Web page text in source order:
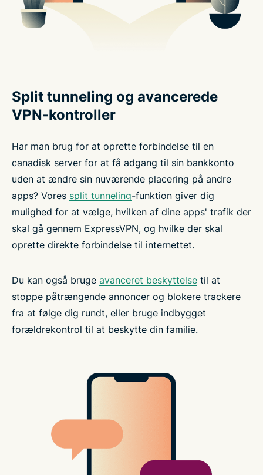
Split tunneling og avancerede
VPN-kontroller
Har man brug for at oprette forbindelse til en
canadisk server for at få adgang til sin bankkonto
uden at ændre sin nuværende placering på andre
apps? Vores split tunneling-funktion giver dig
mulighed for at vælge, hvilken af dine apps' trafik der
skal gå gennem ExpressVPN, og hvilke der skal
oprette direkte forbindelse til internettet.
Du kan også bruge avanceret beskyttelse til at
stoppe påtrængende annoncer og blokere trackere
fra at følge dig rundt, eller bruge indbygget
forældrekontrol til at beskytte din familie.